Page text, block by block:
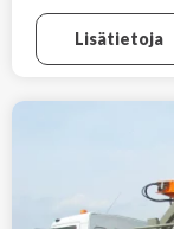
Lisätietoja